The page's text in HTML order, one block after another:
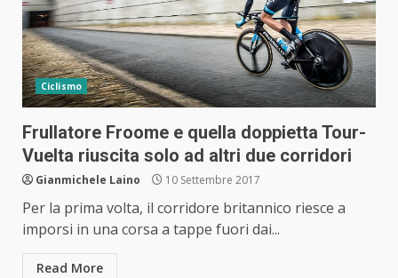
Ciclismo
Frullatore Froome e quella doppietta Tour-
Vuelta riuscita solo ad altri due corridori
Gianmichele Laino 10 Settembre 2017
Per la prima volta, il corridore britannico riesce a
imporsi in una corsa a tappe fuori dai...
Read More